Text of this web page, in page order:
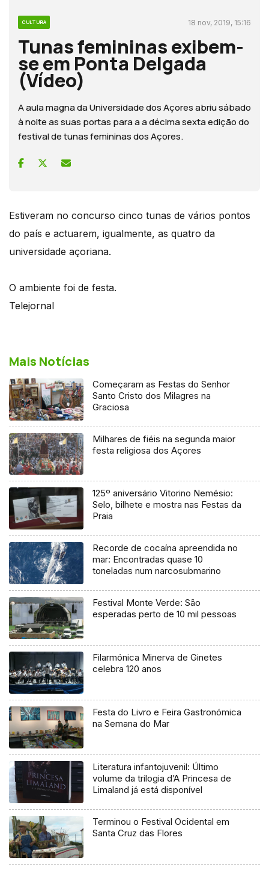
CULTURA 18 nov, 2019, 15:16
Tunas femininas exibem-
se em Ponta Delgada
(Vídeo)
A aula magna da Universidade dos Açores abriu sábado
à noite as suas portas para a a décima sexta edição do
festival de tunas femininas dos Açores.
Estiveram no concurso cinco tunas de vários pontos
do país e actuarem, igualmente, as quatro da
universidade açoriana.
O ambiente foi de festa.
Telejornal
Mais Notícias
Começaram as Festas do Senhor
Santo Cristo dos Milagres na
Graciosa
Milhares de fiéis na segunda maior
festa religiosa dos Açores
125º aniversário Vitorino Nemésio:
Selo, bilhete e mostra nas Festas da
Praia
Recorde de cocaína apreendida no
mar: Encontradas quase 10
toneladas num narcosubmarino
Festival Monte Verde: São
esperadas perto de 10 mil pessoas
Filarmónica Minerva de Ginetes
celebra 120 anos
Festa do Livro e Feira Gastronómica
na Semana do Mar
Literatura infantojuvenil: Último
volume da trilogia d’A Princesa de
Limaland já está disponível
Terminou o Festival Ocidental em
Santa Cruz das Flores